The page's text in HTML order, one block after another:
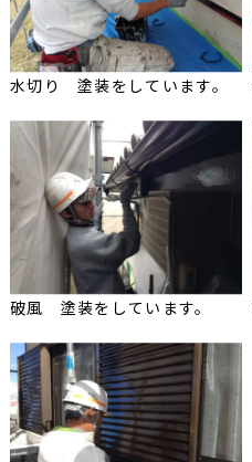
水切り 塗装をしています。
破風 塗装をしています。